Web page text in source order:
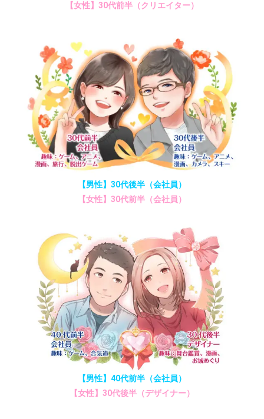
【女性】30代前半（クリエイター）
【男性】30代後半（会社員）
【女性】30代前半（会社員）
【男性】40代前半（会社員）
【女性】30代後半（デザイナー）